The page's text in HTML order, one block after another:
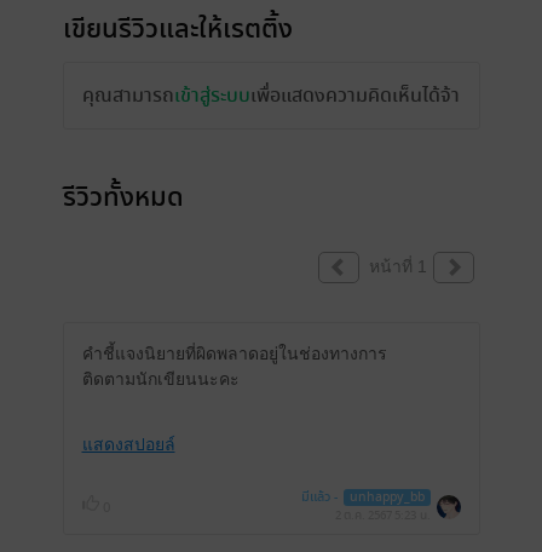
เขียนรีวิวและให้เรตติ้ง
คุณสามารถเข้าสู่ระบบเพื่อแสดงความคิดเห็นได้จ้า
รีวิวทั้งหมด
หน้าที่ 1
คำชี้แจงนิยายที่ผิดพลาดอยู่ในช่องทางการ
ติดตามนักเขียนนะคะ
แสดงสปอยล์
มีแล้ว - unhappy_bb